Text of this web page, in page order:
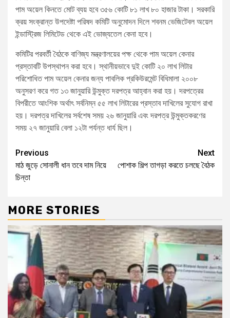
পাম অয়েল কিনতে মোট ব্যয় হবে ৩৫৬ কোটি ৮১ লাখ ৮০ হাজার টাকা। সরকারি
ক্রয় সংক্রান্ত উপদেষ্টা পরিষদ কমিটি অনুমোদন দিলে শবনম ভেজিটেবল অয়েল
ইন্ডাস্ট্রিজ লিমিটেড থেকে এই ভোজ্যতেল কেনা হবে।
কমিটির পরবর্তী বৈঠকে বাণিজ্য মন্ত্রণালয়ের পক্ষ থেকে পাম অয়েল কেনার
প্রস্তাবটি উপস্থাপন করা হবে। স্থানীয়ভাবে দুই কোটি ২০ লাখ লিটার
পরিশোধিত পাম অয়েল কেনার জন্য পাবলিক প্রকিউরমেন্ট বিধিমালা ২০০৮
অনুসরণ করে গত ১৩ জানুয়ারি উন্মুক্ত দরপত্র আহ্বান করা হয়। দরপত্রের
বিপরীতে আংশিক অর্থাৎ সর্বনিম্ন ৫৫ লাখ লিটারের প্রস্তাব দাখিলের সুযোগ রাখা
হয়। দরপত্র দাখিলের সর্বশেষ সময় ২৬ জানুয়ারি এবং দরপত্র উন্মুক্তকরণের
সময় ২৭ জানুয়ারি বেলা ১২টা পর্যন্ত ধার্য ছিল।
Previous
মাঠ জুড়ে সোনালী ধান তবে দাম নিয়ে
চিন্তা
Next
পোশাক শিল্প তাগড়া করতে চলছে বৈঠক
MORE STORIES